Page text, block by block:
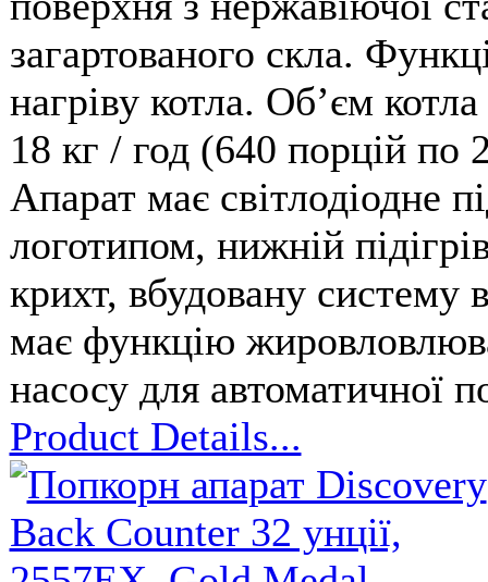
загартованого скла.
нагріву котла. Обʼєм
18 кг / год (640 порцій по
Апарат має світлодіодне
логотипом, нижній
крихт, вбудовану систему
має функцію
насосу для автоматичної
Product Details...